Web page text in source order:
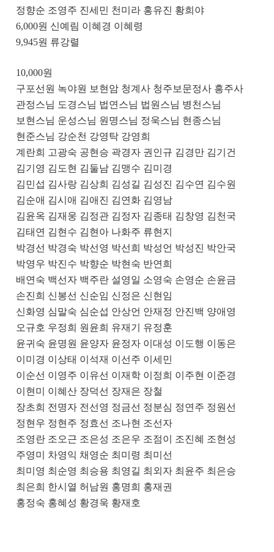
정향순 조영주 진세민 천미라 홍유진 황희야
6,000원 신예림 이혜경 이혜령
9,945원 류강렬
10,000원
구포선원 녹야원 보현암 청계사 청주보문정사 흥주사
관정스님 도경스님 법연스님 법원스님 병천스님
보현스님 운성스님 원명스님 정욱스님 현종스님
현준스님 강순천 강영탁 강영희
계란희 고광숙 공현승 곽경자 권인규 김경만 김기건
김기영 김도현 김둘남 김맹수 김미경
김민섭 김사랑 김상희 김성길 김성진 김수연 김수원
김순애 김시애 김애진 김연화 김영남
김윤옥 김재웅 김정관 김정자 김종태 김창영 김천국
김태연 김현수 김현아 나화주 류현지
박경선 박경숙 박선영 박선희 박성언 박성진 박안국
박영우 박진수 박향순 박현숙 반연희
배연숙 백선자 백주란 설영일 소영숙 손영순 손윤금
손진희 신봉선 신순임 신정은 신현임
신화영 심말숙 심순섭 안상언 안재정 안진백 양애영
오규호 우정희 원윤희 유재기 유정훈
윤귀숙 윤명원 윤양자 윤정자 이대성 이도행 이동은
이미경 이상태 이석재 이선주 이세민
이순선 이영주 이유선 이재학 이정희 이주현 이준경
이현미 이혜산 장덕선 장재은 장철
장초희 전명자 전선영 정금선 정분심 정연주 정원선
정현우 정현주 정효선 조나현 조선자
조영란 조오근 조은성 조은우 조점이 조진혜 조현성
주영미 차영익 채영순 최미령 최미선
최미영 최순영 최승용 최영길 최외자 최윤주 최은승
최은희 한시열 허남원 홍명희 홍재권
홍정숙 홍혜성 황경욱 황재호